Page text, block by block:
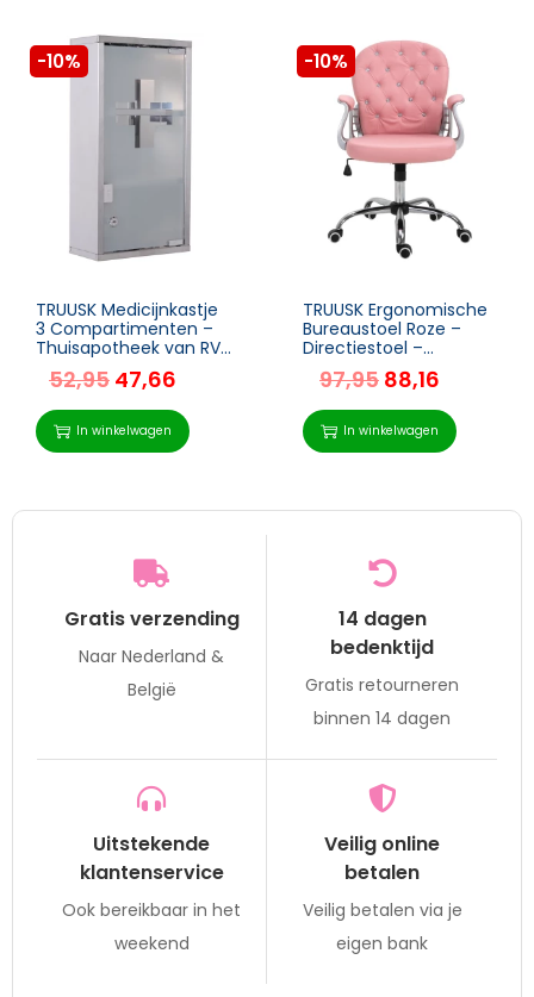
-10%
TRUUSK Medicijnkastje
3 Compartimenten –
Thuisapotheek van RVS
– 25 x 12 x 48 cm –
Voor Thuisgebruik –
Stijlvol en Functioneel
52,95 47,66
In winkelwagen
-10%
TRUUSK Ergonomische
Bureaustoel Roze –
Directiestoel –
Gecapitonneerde
Rugleuning – PU – 59,5
x 60,5 x 95-105 cm
97,95 88,16
In winkelwagen
Gratis verzending
Naar Nederland &
België
14 dagen
bedenktijd
Gratis retourneren
binnen 14 dagen
Uitstekende
klantenservice
Ook bereikbaar in het
weekend
Veilig online
betalen
Veilig betalen via je
eigen bank